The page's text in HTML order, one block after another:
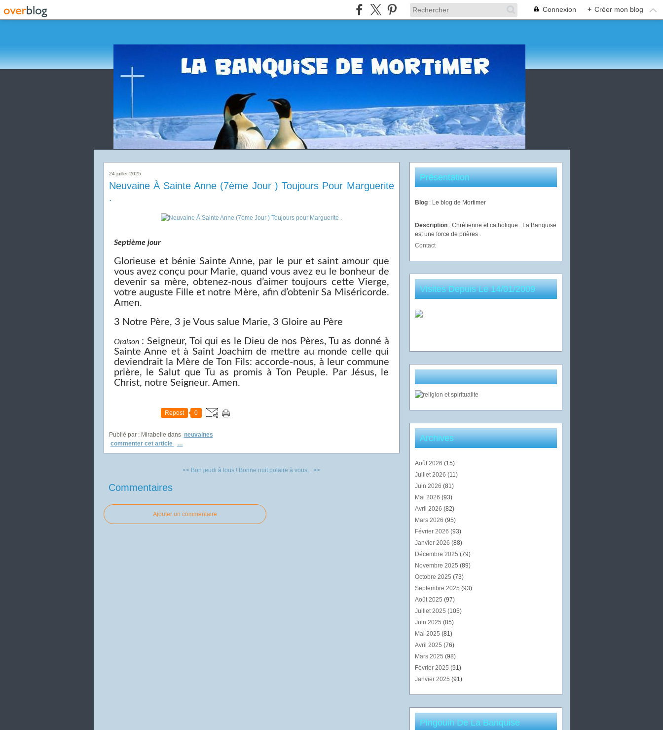
Connexion + Créer mon blog
24 juillet 2025
Neuvaine À Sainte Anne (7ème Jour ) Toujours Pour Marguerite
.
Septième jour
Glorieuse et bénie Sainte Anne, par le pur et saint amour que
vous avez conçu pour Marie, quand vous avez eu le bonheur de
devenir sa mère, obtenez-nous d’aimer toujours cette Vierge,
votre auguste Fille et notre Mère, afin d’obtenir Sa Miséricorde.
Amen.
3 Notre Père, 3 je Vous salue Marie, 3 Gloire au Père
Oraison: Seigneur, Toi qui es le Dieu de nos Pères, Tu as donné à
Sainte Anne et à Saint Joachim de mettre au monde celle qui
deviendrait la Mère de Ton Fils: accorde-nous, à leur commune
prière, le Salut que Tu as promis à Ton Peuple. Par Jésus, le
Christ, notre Seigneur. Amen.
Repost 0
Publié par : Mirabelle dans neuvaines
commenter cet article
…
<< Bon jeudi à tous ! Bonne nuit polaire à vous... >>
Commentaires
Ajouter un commentaire
Présentation
Blog : Le blog de Mortimer
Description : Chrétienne et catholique . La Banquise
est une force de prières .
Contact
Visites Depuis Le 14/01/2009
Archives
Août 2026 (15)
Juillet 2026 (11)
Juin 2026 (81)
Mai 2026 (93)
Avril 2026 (82)
Mars 2026 (95)
Février 2026 (93)
Janvier 2026 (88)
Décembre 2025 (79)
Novembre 2025 (89)
Octobre 2025 (73)
Septembre 2025 (93)
Août 2025 (97)
Juillet 2025 (105)
Juin 2025 (85)
Mai 2025 (81)
Avril 2025 (76)
Mars 2025 (98)
Février 2025 (91)
Janvier 2025 (91)
Pingouin De La Banquise